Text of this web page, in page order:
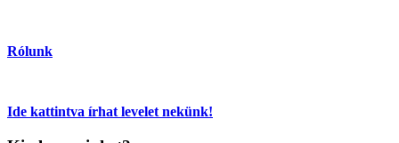
Rólunk
Ide kattintva írhat levelet nekünk!